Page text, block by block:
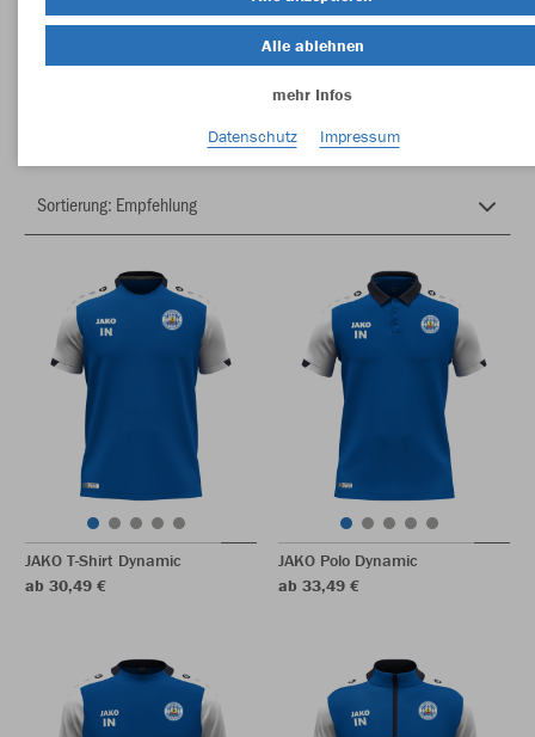
Germania 08 Roßlau
JAKO T-Shirt Dynamic
ab 30,49 €
JAKO Polo Dynamic
ab 33,49 €
Alle ablehnen
mehr Infos
Datenschutz
Impressum